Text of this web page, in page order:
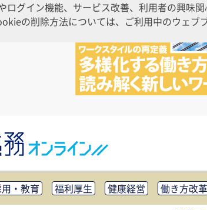
ログイン機能、サービス改善、利用者の興味
の削除方法については、ご利用中のウェ
・教育 福利厚生 健康経営 働き方改革
クマネジメント・BCP 社外・社内広報